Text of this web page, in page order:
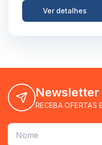
Ver detalhes
Newsletter
RECEBA OFERTAS